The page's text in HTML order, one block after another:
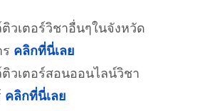
วเตอร์วิชาอื่นๆในจังหวัด
คลิกที่นี่เลย
วเตอร์สอนออนไลน์วิชา
คลิกที่นี่เลย